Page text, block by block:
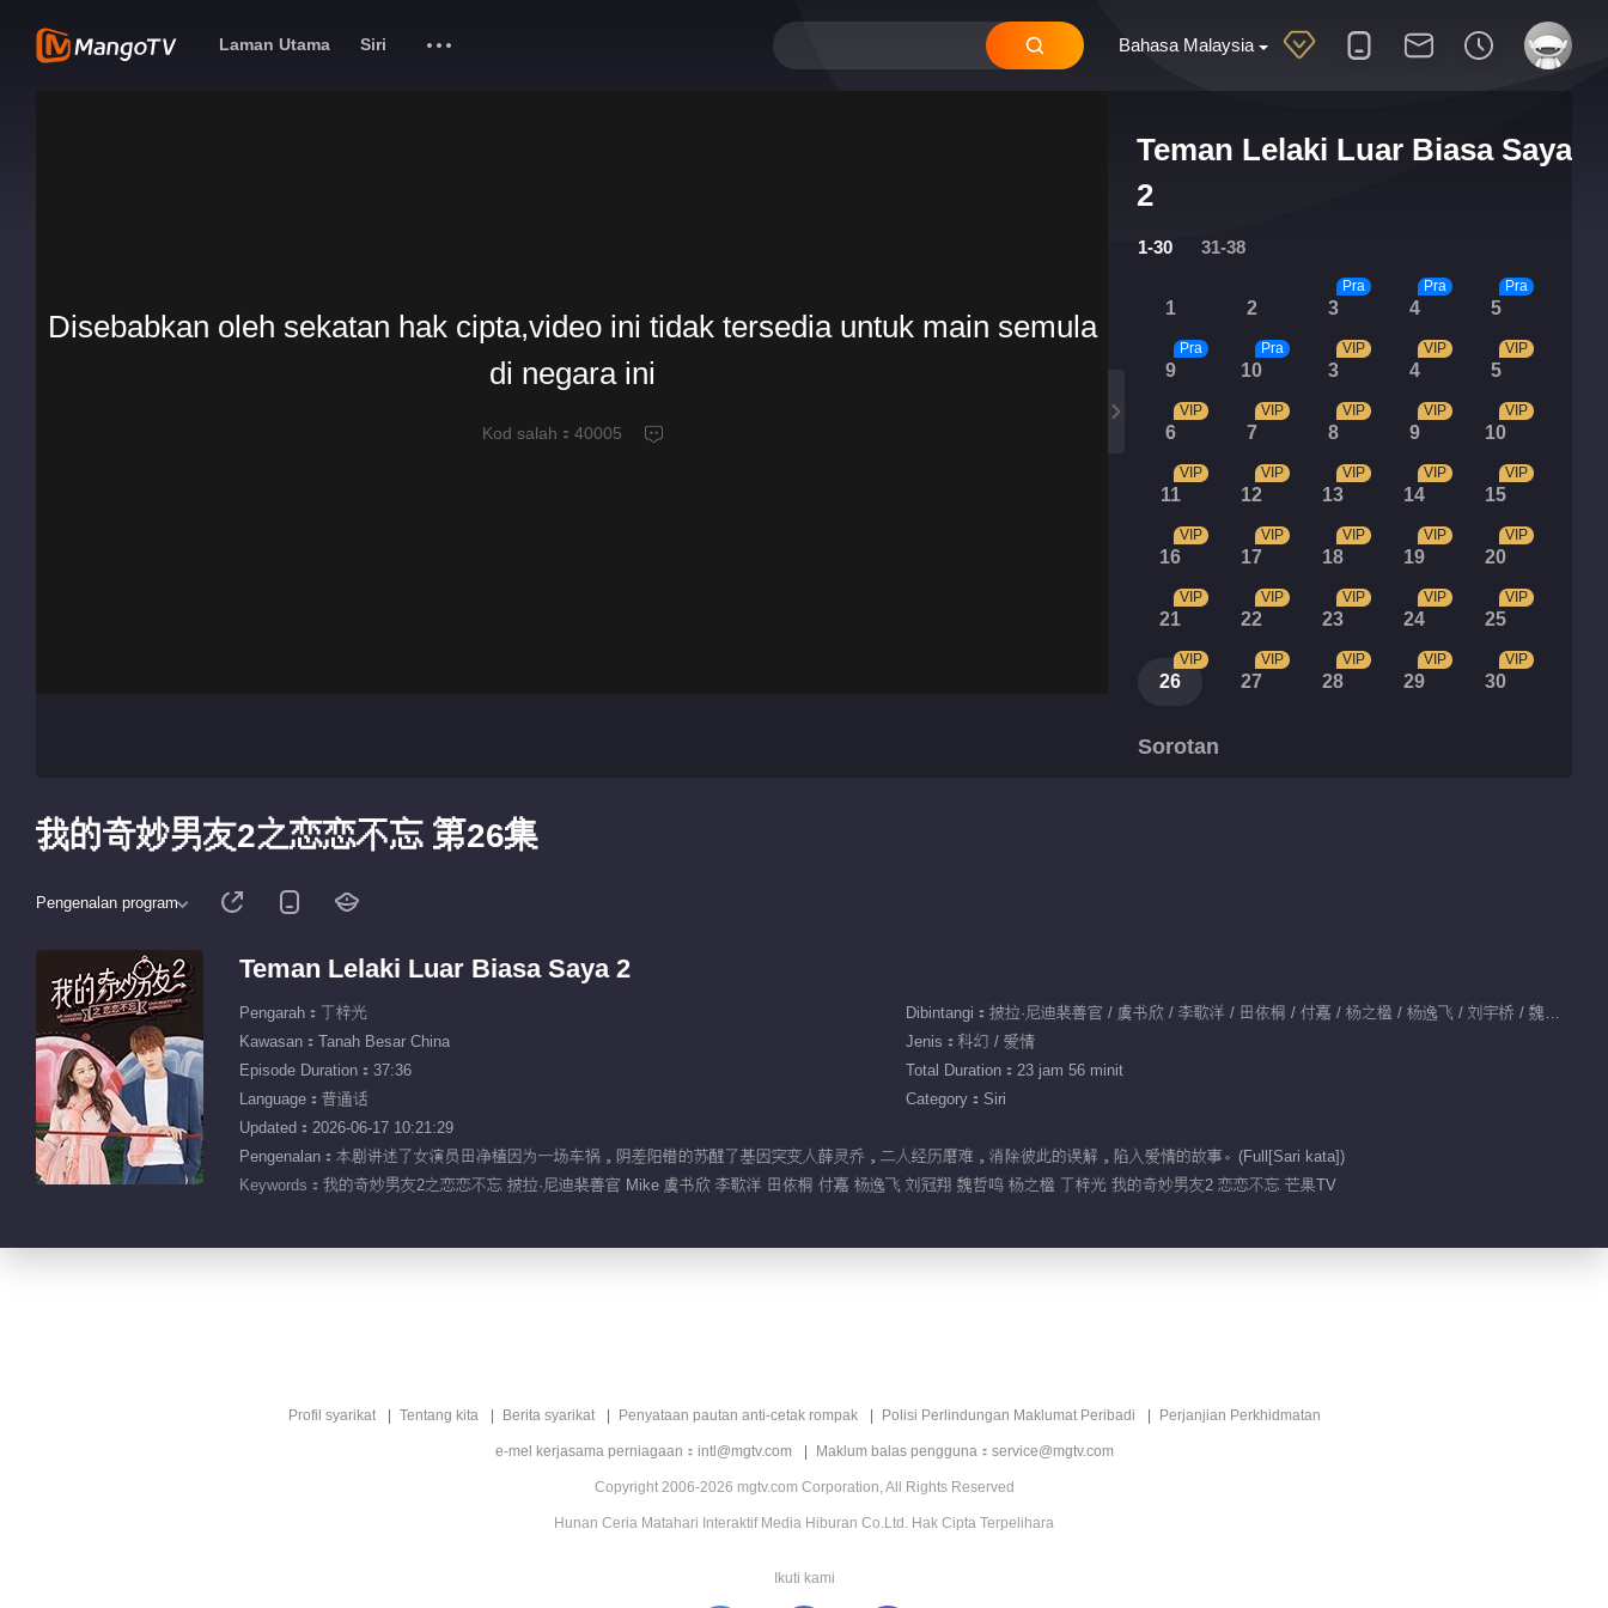
Bahasa Malaysia
Laman Utama Siri
Teman Lelaki Luar Biasa Saya
2
1-30 31-38
1 2 3
Pra
4
Pra
5
Pra
9
Pra
10
Pra
3
VIP
4
VIP
5
VIP
6
VIP
7
VIP
8
VIP
9
VIP
10
VIP
11
VIP
12
VIP
13
VIP
14
VIP
15
VIP
16
VIP
17
VIP
18
VIP
19
VIP
20
VIP
21
VIP
22
VIP
23
VIP
24
VIP
25
VIP
26
VIP
27
VIP
28
VIP
29
VIP
30
VIP
Sorotan
00:15
Disebabkan oleh sekatan hak cipta,video ini tidak tersedia untuk main semula
di negara ini
Kod salah： 40005
我的奇妙男友2之恋恋不忘 第26集
Pengenalan program
Teman Lelaki Luar Biasa Saya 2
Pengarah：丁梓光
Dibintangi：披拉·尼迪裴善官 / 虞书欣 / 李歌洋 / 田依桐 / 付嘉 / 杨之楹 / 杨逸飞 / 刘宇桥 / 魏哲鸣
Kawasan：Tanah Besar China
Jenis：科幻 / 爱情
Episode Duration：37:36
Total Duration：23 jam 56 minit
Language：普通话
Category：Siri
Updated：2026-06-17 10:21:29
Pengenalan：本剧讲述了女演员田净植因为一场车祸，阴差阳错的苏醒了基因突变人薛灵乔，二人经历磨难，消除彼此的误解，陷入爱情的故事。(Full[Sari kata])
Keywords： 我的奇妙男友2之恋恋不忘 披拉·尼迪裴善官 Mike 虞书欣 李歌洋 田依桐 付嘉 杨逸飞 刘冠翔 魏哲鸣 杨之楹 丁梓光 我的奇妙男友2 恋恋不忘 芒果TV
Profil syarikat Tentang kita Berita syarikat Penyataan pautan anti-cetak rompak Polisi Perlindungan Maklumat Peribadi Perjanjian Perkhidmatan
e-mel kerjasama perniagaan：intl@mgtv.com Maklum balas pengguna：service@mgtv.com
Copyright 2006-2026 mgtv.com Corporation, All Rights Reserved
Hunan Ceria Matahari Interaktif Media Hiburan Co.Ltd. Hak Cipta Terpelihara
Ikuti kami